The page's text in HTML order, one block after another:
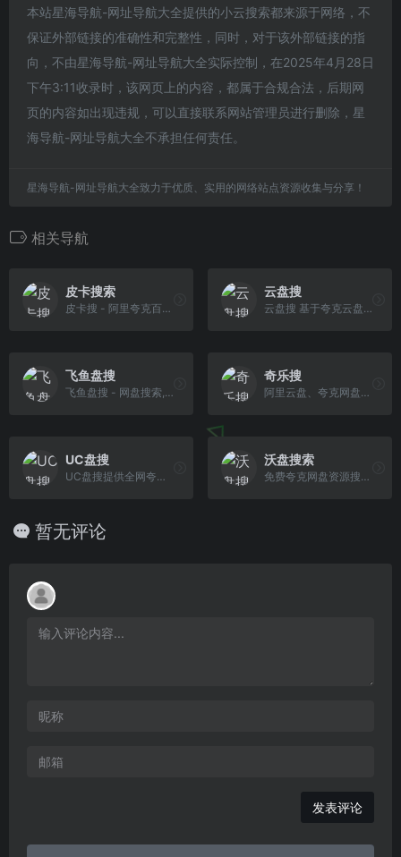
本站星海导航-网址导航大全提供的小云搜索都来源于网络，不
保证外部链接的准确性和完整性，同时，对于该外部链接的指
向，不由星海导航-网址导航大全实际控制，在2025年4月28日
下午3:11收录时，该网页上的内容，都属于合规合法，后期网
页的内容如出现违规，可以直接联系网站管理员进行删除，星
海导航-网址导航大全不承担任何责任。
星海导航-网址导航大全致力于优质、实用的网络站点资源收集与分享！
相关导航
皮卡搜索
皮卡搜 - 阿里夸克百度蓝奏天翼五大网盘聚合搜索引擎，10000000+ 网盘资源免费无偿分享，坚持做最好的网盘搜索引擎！
云盘搜
云盘搜 基于夸克云盘(夸克网盘)资源搜索，致力于云盘资源的技术收集和整理，千万级的大数据量,每天都会更新收录大量视频,种子,小说,壁纸,音乐等优质网盘资源,各 种夸克网盘资源你懂的,让您一网打尽所有网盘资源。
飞鱼盘搜
飞鱼盘搜 - 网盘搜索,云盘搜索,资源搜索 收录了大量的百度网盘数据，做最干净、最好用的资源搜索引擎。提供影视、书籍、软件等资源信息，让我们更快捷、更平等的获取资源信息。
奇乐搜
阿里云盘、夸克网盘综合搜索网站
UC盘搜
UC盘搜提供全网夸克网盘资源的搜索服务，站长每天会更新不少于1000个资源，包括但不限于影视、小说，短剧，电视剧，我们还提供热门短剧资源
沃盘搜索
免费夸克网盘资源搜索引擎
暂无评论
发表评论